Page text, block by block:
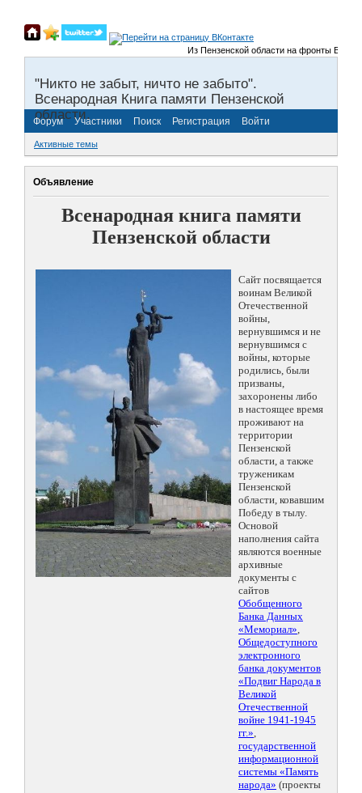
Из Пензенской области на фронты
"Никто не забыт, ничто не забыто".
Всенародная Книга памяти Пензенской
области.
Форум Участники Поиск Регистрация Войти
Активные темы
Объявление
Всенародная книга памяти
Пензенской области
Сайт посвящается
воинам Великой
Отечественной
войны,
вернувшимся и не
вернувшимся с
войны, которые
родились, были
призваны,
захоронены либо
в настоящее время
проживают на
территории
Пензенской
области, а также
труженикам
Пензенской
области, ковавшим
Победу в тылу.
Основой
наполнения сайта
являются военные
архивные
документы с
сайтов
Обобщенного
Банка Данных
«Мемориал»,
Общедоступного
электронного
банка документов
«Подвиг Народа в
Великой
Отечественной
войне 1941-1945
гг.»,
государственной
информационной
системы «Память
народа» (проекты